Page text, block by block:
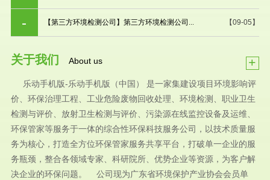
【09-05】
【第三方环境检测公司】第三方环境检测公司...
关于我们 About us +
乐动手机版-乐动手机版（中国） 是一家集建设项目环境影响评
价、环保治理工程、工业危险废物回收处理、环境检测、职业卫生
检测与评价、放射卫生检测与评价、污染源在线监控设备及运维、
环保管家等服务于一体的综合性环保科技服务公司，以技术质量服
务为核心，打造全方位环保管家服务共享平台，打破单一企业的服
务瓶颈，整合各领域专家、科研院所、优势企业等资源，为客户解
决企业的环保问题。 公司现为广东省环境保护产业协会会员单